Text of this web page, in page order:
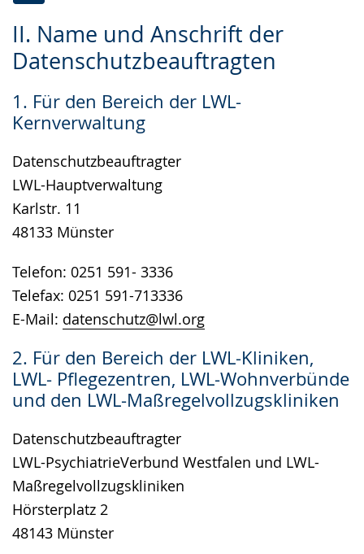
II. Name und Anschrift der
Datenschutzbeauftragten
1. Für den Bereich der LWL-
Kernverwaltung
Datenschutzbeauftragter
LWL-Hauptverwaltung
Karlstr. 11
48133 Münster
Telefon: 0251 591- 3336
Telefax: 0251 591-713336
E-Mail: datenschutz@lwl.org
2. Für den Bereich der LWL-Kliniken,
LWL- Pflegezentren, LWL-Wohnverbünde
und den LWL-Maßregelvollzugskliniken
Datenschutzbeauftragter
LWL-PsychiatrieVerbund Westfalen und LWL-
Maßregelvollzugskliniken
Hörsterplatz 2
48143 Münster
Leichten
Sprache
Audio-
Unterstützung.
Video
in
Gebärdensprache
wird
angezeigt.